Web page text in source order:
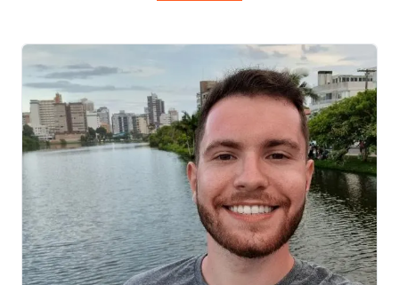
Formação tecnológica em engenharia de produção
em gestão de operações enxutas Eletricista
instalador predial e industrial
Desenvolvimento de software em linguagens C, C++
Projeto e programação de células robotizadas;
Projeto e configuração de sistemas de visão 2D e
3D integrados a células robotizadas pick and place